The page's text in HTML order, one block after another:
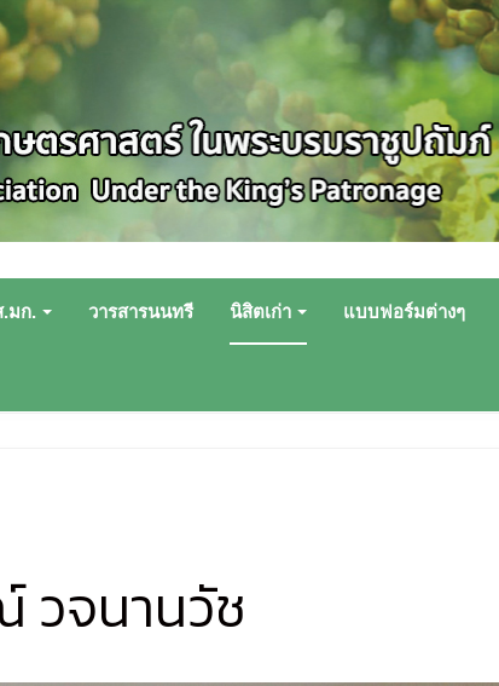
มก. วารสารนนทรี นิสิตเก่า แบบฟอร์มต่างๆ
วจนานวัช